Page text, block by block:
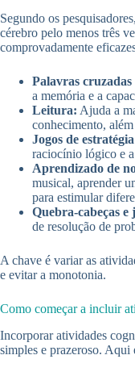
Segundo os
cérebro pelo menos três
comprovadamente
Palavras cruzadas
a memória e a
Leitura: Ajuda a
conhecimento,
Jogos de
raciocínio lógico e
Aprendizado de
musical, aprender
para estimular
Quebra-cabeças e
de resolução de
A chave é variar as
e evitar a monotonia.
Como começar a incluir
Incorporar atividades
simples e prazeroso. Aqui